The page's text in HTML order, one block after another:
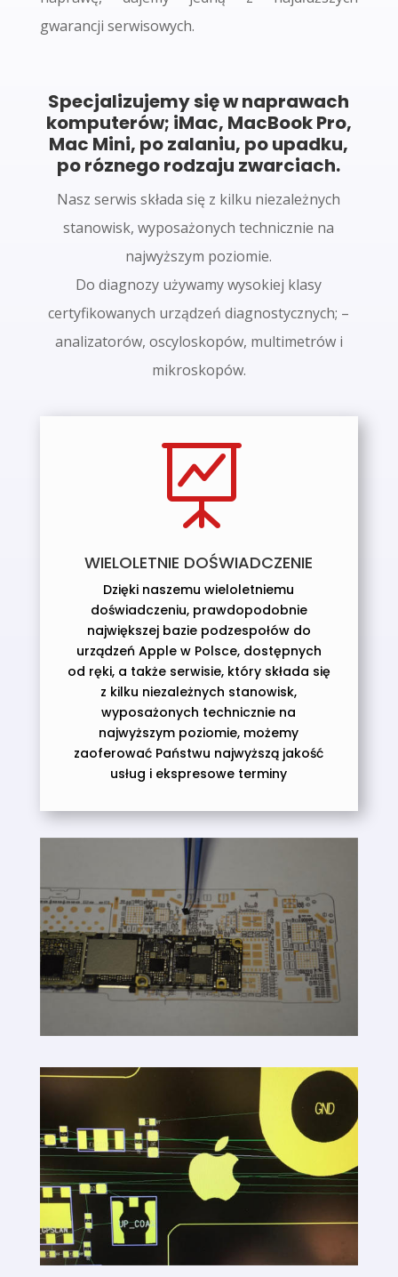
gwarancji serwisowych.
Specjalizujemy się w naprawach
komputerów; iMac, MacBook Pro,
Mac Mini, po zalaniu, po upadku,
po róznego rodzaju zwarciach.
Nasz serwis składa się z kilku niezależnych
stanowisk, wyposażonych technicznie na
najwyższym poziomie.
Do diagnozy używamy wysokiej klasy
certyfikowanych urządzeń diagnostycznych; –
analizatorów, oscyloskopów, multimetrów i
mikroskopów.

WIELOLETNIE DOŚWIADCZENIE
Dzięki naszemu wieloletniemu
doświadczeniu, prawdopodobnie
największej bazie podzespołów do
urządzeń Apple w Polsce, dostępnych
od ręki, a także serwisie, który składa się
z kilku niezależnych stanowisk,
wyposażonych technicznie na
najwyższym poziomie, możemy
zaoferować Państwu najwyższą jakość
usług i ekspresowe terminy